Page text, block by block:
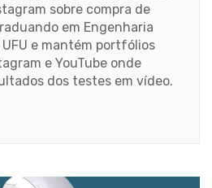
sobre compra de
em Engenharia
e mantém portfólios
e YouTube onde
dos testes em vídeo.